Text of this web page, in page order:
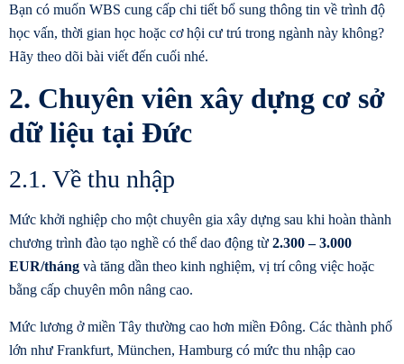
Bạn có muốn WBS cung cấp chi tiết bổ sung thông tin về trình độ
học vấn, thời gian học hoặc cơ hội cư trú trong ngành này không?
Hãy theo dõi bài viết đến cuối nhé.
2. Chuyên viên xây dựng cơ sở
dữ liệu tại Đức
2.1. Về thu nhập
Mức khởi nghiệp cho một chuyên gia xây dựng sau khi hoàn thành
chương trình đào tạo nghề có thể dao động từ 2.300 – 3.000
EUR/tháng và tăng dần theo kinh nghiệm, vị trí công việc hoặc
bằng cấp chuyên môn nâng cao.
Mức lương ở miền Tây thường cao hơn miền Đông. Các thành phố
lớn như Frankfurt, München, Hamburg có mức thu nhập cao